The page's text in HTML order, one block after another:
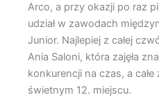
Arco, a przy okazji po raz
udział w zawodach
Junior. Najlepiej z całej
Ania Saloni, która zajęła
konkurencji na czas, a
świetnym 12. miejscu.